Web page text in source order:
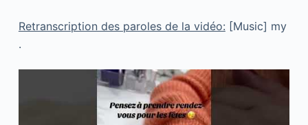
Retranscription des paroles de la vidéo: [Music] my
.